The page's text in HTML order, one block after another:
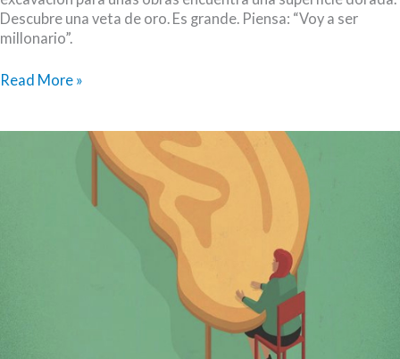
Descubre una veta de oro. Es grande. Piensa: “Voy a ser
millonario”.
Dueño
Read More »